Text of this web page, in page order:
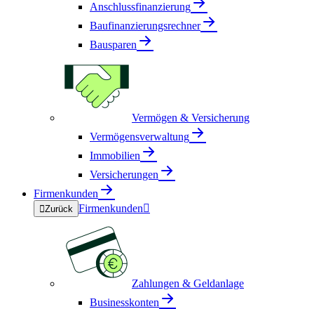
Anschlussfinanzierung
Baufinanzierungsrechner
Bausparen
Vermögen & Versicherung
Vermögensverwaltung
Immobilien
Versicherungen
Firmenkunden
Zurück Firmenkunden
Zahlungen & Geldanlage
Businesskonten